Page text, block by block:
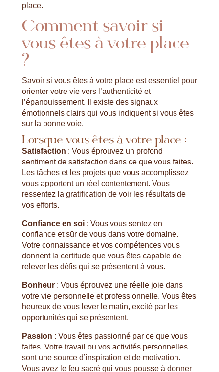
place.
Comment savoir si
vous êtes à votre place
?
Savoir si vous êtes à votre place est essentiel pour
orienter votre vie vers l’authenticité et
l’épanouissement. Il existe des signaux
émotionnels clairs qui vous indiquent si vous êtes
sur la bonne voie.
Lorsque vous êtes à votre place :
Satisfaction : Vous éprouvez un profond
sentiment de satisfaction dans ce que vous faites.
Les tâches et les projets que vous accomplissez
vous apportent un réel contentement. Vous
ressentez la gratification de voir les résultats de
vos efforts.
Confiance en soi: Vous vous sentez en
confiance et sûr de vous dans votre domaine.
Votre connaissance et vos compétences vous
donnent la certitude que vous êtes capable de
relever les défis qui se présentent à vous.
Bonheur: Vous éprouvez une réelle joie dans
votre vie personnelle et professionnelle. Vous êtes
heureux de vous lever le matin, excité par les
opportunités qui se présentent.
Passion : Vous êtes passionné par ce que vous
faites. Votre travail ou vos activités personnelles
sont une source d’inspiration et de motivation.
Vous avez le feu sacré qui vous pousse à donner